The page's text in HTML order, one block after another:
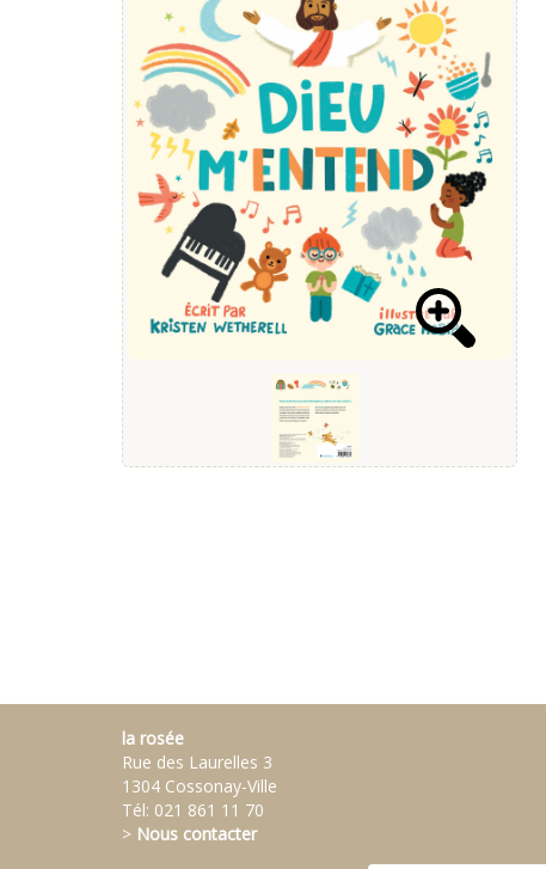
la rosée
Rue des Laurelles 3
1304 Cossonay-Ville
Tél: 021 861 11 70
> Nous contacter